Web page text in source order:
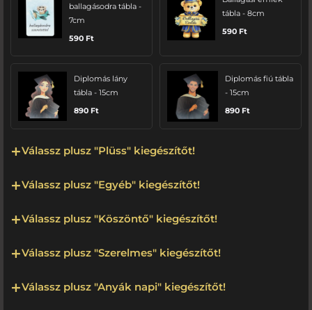
ballagásodra tábla -
7cm
590 Ft
tábla - 8cm
590 Ft
Diplomás lány
tábla - 15cm
890 Ft
Diplomás fiú tábla
- 15cm
890 Ft
Válassz plusz "Plüss" kiegészítőt!
Válassz plusz "Egyéb" kiegészítőt!
Válassz plusz "Köszöntő" kiegészítőt!
Válassz plusz "Szerelmes" kiegészítőt!
Válassz plusz "Anyák napi" kiegészítőt!